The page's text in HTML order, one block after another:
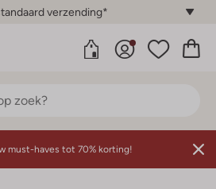
verzending*
must-haves tot 70% korting!